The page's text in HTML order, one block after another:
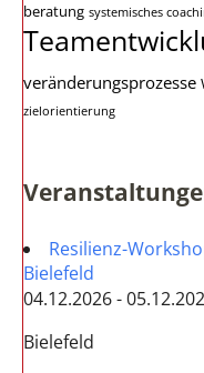
beratung systemisches
veränderungsprozesse
zielorientierung
Resilienz-
Bielefeld
04.12.2026 -
Bielefeld